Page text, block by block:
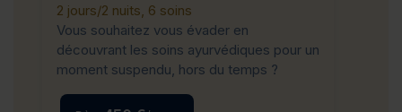
2 jours/2 nuits, 6 soins
Vous souhaitez vous évader en
découvrant les soins ayurvédiques pour un
moment suspendu, hors du temps ?